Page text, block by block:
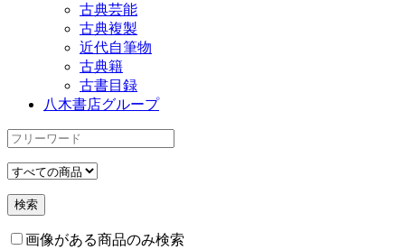
古典芸能
古典複製
近代自筆物
古典籍
古書目録
八木書店グループ
画像がある商品のみ検索